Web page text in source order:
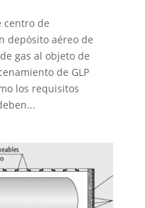
centro de
depósito aéreo de
gas al objeto de
de GLP
los requisitos